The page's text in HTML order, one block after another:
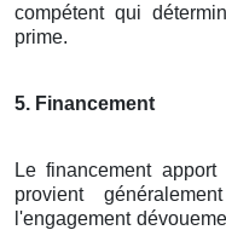
compétent qui
prime.
5. Financement
Le financement
provient
l'engagement